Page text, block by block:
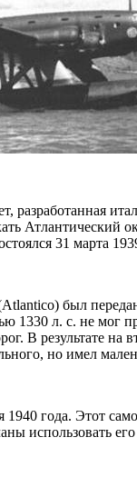
разработанная
31 марта
был
1330 л. с. не мог
В результате
но имел
1940 года. Этот
использовать